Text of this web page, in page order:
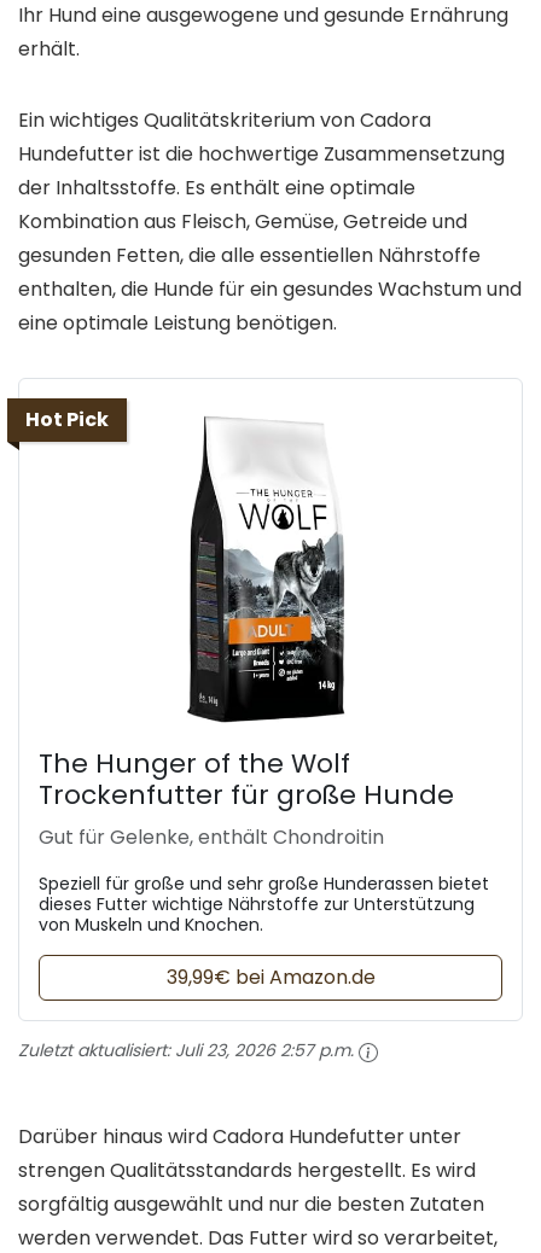
Ihr Hund eine ausgewogene und gesunde Ernährung
erhält.
Ein wichtiges Qualitätskriterium von Cadora
Hundefutter ist die hochwertige Zusammensetzung
der Inhaltsstoffe. Es enthält eine optimale
Kombination aus Fleisch, Gemüse, Getreide und
gesunden Fetten, die alle essentiellen Nährstoffe
enthalten, die Hunde für ein gesundes Wachstum und
eine optimale Leistung benötigen.
Hot Pick
The Hunger of the Wolf
Trockenfutter für große Hunde
Gut für Gelenke, enthält Chondroitin
Speziell für große und sehr große Hunderassen bietet
dieses Futter wichtige Nährstoffe zur Unterstützung
von Muskeln und Knochen.
39,99€ bei Amazon.de
Zuletzt aktualisiert: Juli 23, 2026 2:57 p.m.
Darüber hinaus wird Cadora Hundefutter unter
strengen Qualitätsstandards hergestellt. Es wird
sorgfältig ausgewählt und nur die besten Zutaten
werden verwendet. Das Futter wird so verarbeitet,